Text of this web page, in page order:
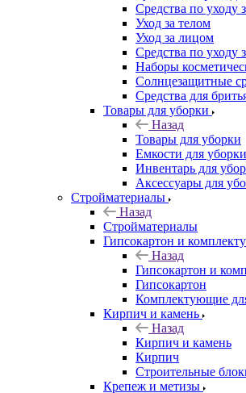
Средства по уходу
Уход за телом
Уход за лицом
Средства по уходу
Наборы
Солнцезащитные
Средства для
Товары для уборки
Назад
Товары для уборки
Емкости для уборки
Инвентарь для
Аксессуары для
Стройматериалы
Назад
Стройматериалы
Гипсокартон и
Назад
Гипсокартон и
Гипсокартон
Комплектующие
Кирпич и камень
Назад
Кирпич и камень
Кирпич
Строительные
Крепеж и метизы